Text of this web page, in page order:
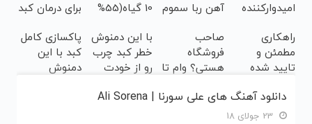
امیدوارکننده
مشکلات
کبدی55%تخفیف
آهن ربا سموم
می کند
10 گیاه(55%
برای درمان کبد
تا امشب
راهکاری
مطمئن و
تایید شده
کبد(سفارش با
تخفیف)
صاحب
فروشگاه
هستی؟ وام تا
تومان بگیر
با این دمنوش
خطر کبد چرب
رو از خودت
ببین! کلیک
پاکسازی کامل
کبد با این
دمنوش
دانلود آهنگ های علی سورنا | Ali Sorena